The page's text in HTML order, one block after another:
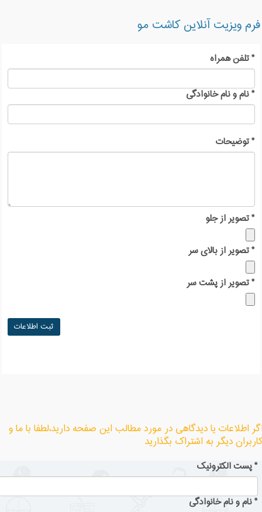
فرم ویزیت آنلاین کاشت مو
*تلفن همراه
*نام و نام خانوادگی
*توضیحات
*تصویر از جلو
*تصویر از بالای سر
*تصویر از پشت سر
اطلاعات یا دیدگاهی در مورد مطالب این صفحه دارید،لطفا با ما و
دیگر به اشتراک بگذارید
*پست الکترونیک
*نام و نام خانوادگی